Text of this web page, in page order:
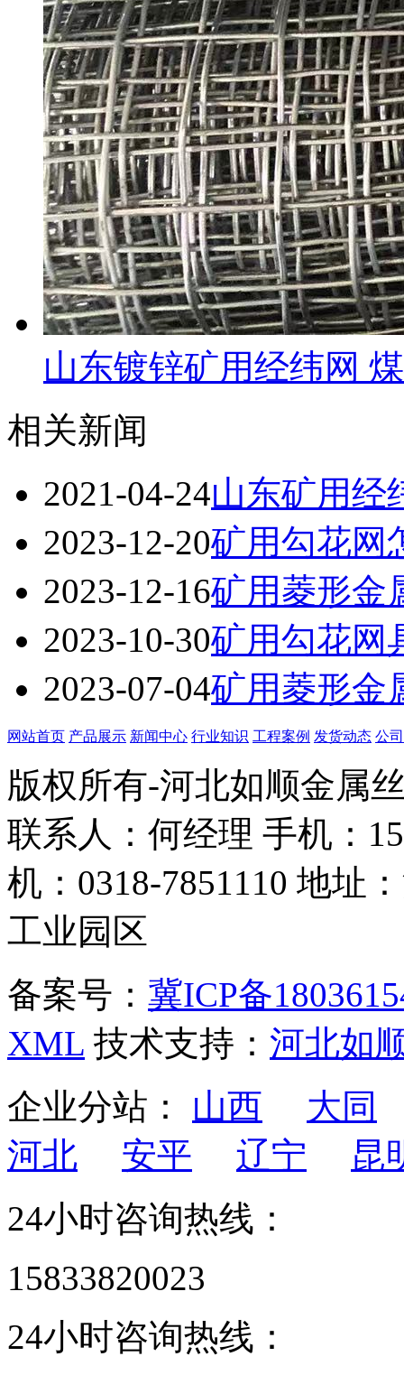
山东镀锌矿用经纬网
相关新闻
2021-04-24山东矿用经
2023-12-20矿用勾花网
2023-12-16矿用菱形金
2023-10-30矿用勾花网
2023-07-04矿用菱形金
网站首页 产品展示 新闻中心 行业知识 工程案例 发货动态 公
版权所有-河北如顺金属
联系人：何经理 手机：
机：0318-7851110 地址
工业园区
备案号： 冀ICP备
XML 技术支持： 河北如
企业分站： 山西
大同
河北
安平 辽宁
昆
24小时咨询热线：
15833820023
24小时咨询热线：